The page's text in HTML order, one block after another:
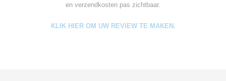
en verzendkosten pas zichtbaar.
KLIK HIER OM UW REVIEW TE MAKEN.